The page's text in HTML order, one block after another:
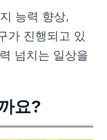
능력 향상,
가 진행되고 있
넘치는 일상을
요?